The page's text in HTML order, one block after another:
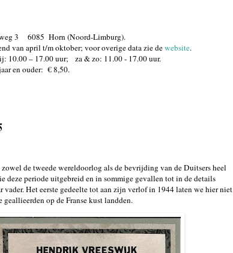
3 6085 Horn (Noord-Limburg).
van april t/m oktober; voor overige data zie dewebsite.
10.00 – 17.00 uur;
za & zo: 11.00 - 17.00 uur.
en ouder: € 8,50.
de tweede wereldoorlog als de bevrijding van de Duitsers heel
deze periode uitgebreid en in sommige gevallen tot in de details
Het eerste gedeelte tot aan zijn verlof in 1944 laten we hier niet
op de Franse kust landden.